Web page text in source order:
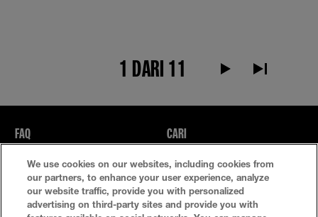
1 DARI 11 Teks alternatif
Teks
FAQ CARI
Kebijakan Privasi Ketentuan Penggunaan
Atur Cookie
We use cookies on our websites, including cookies from
our partners, to enhance your user experience, analyze
our website traffic, provide you with personalized
advertising on third-party sites and provide you with